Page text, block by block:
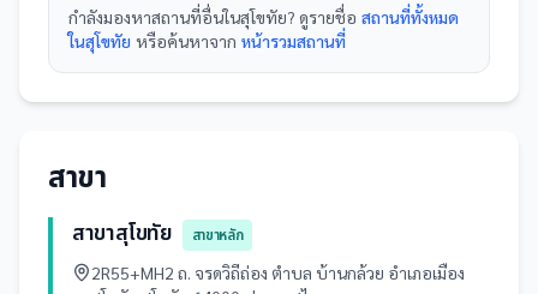
กำลังมองหาสถานที่อื่นในสุโขทัย? ดูรายชื่อ สถานที่ทั้งหมด
ในสุโขทัย หรือค้นหาจาก หน้ารวมสถานที่
สาขา
สาขาสุโขทัย
สาขาหลัก
2R55+MH2 ถ. จรดวิถีถ่อง ตำบล บ้านกล้วย อำเภอเมือง